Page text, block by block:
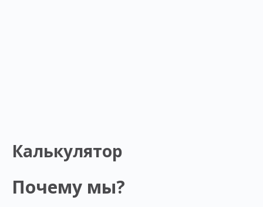
Калькулятор
Почему мы?